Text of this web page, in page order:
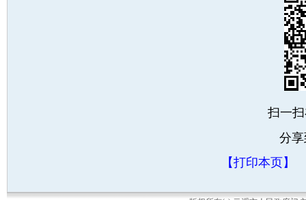
扫一
分
【打印本页】